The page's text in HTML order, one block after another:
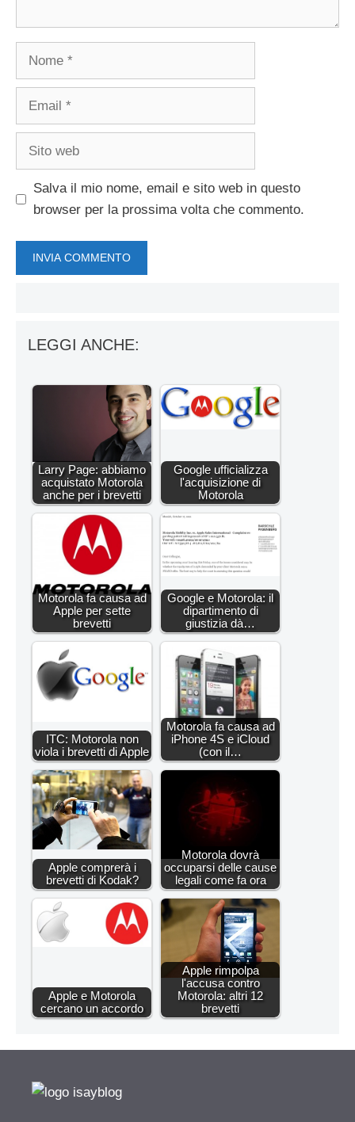
Nome
Email
Sito
Salva il mio nome, email e sito web in questo
browser per la prossima volta che commento.
LEGGI ANCHE:
Larry Page: abbiamo
acquistato Motorola
anche per i brevetti
Google ufficializza
l'acquisizione di
Motorola
Motorola fa causa ad
Apple per sette
brevetti
Google e Motorola: il
dipartimento di
giustizia dà…
ITC: Motorola non
viola i brevetti di Apple
Motorola fa causa ad
iPhone 4S e iCloud
(con il…
Apple comprerà i
brevetti di Kodak?
Motorola dovrà
occuparsi delle cause
legali come fa ora
Apple e Motorola
cercano un accordo
Apple rimpolpa
l'accusa contro
Motorola: altri 12
brevetti